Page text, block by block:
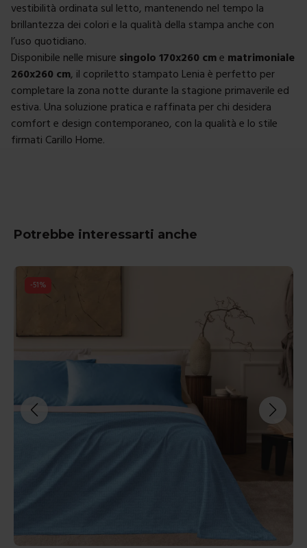
vestibilità ordinata sul letto, mantenendo nel tempo la
brillantezza dei colori e la qualità della stampa anche con
l’uso quotidiano.
Disponibile nelle misure singolo 170x260 cme matrimoniale
260x260 cm, il copriletto stampato Lenia è perfetto per
completare la zona notte durante la stagione primaverile ed
estiva. Una soluzione pratica e raffinata per chi desidera
comfort e design contemporaneo, con la qualità e lo stile
firmati Carillo Home.
Potrebbe interessarti anche
-51%